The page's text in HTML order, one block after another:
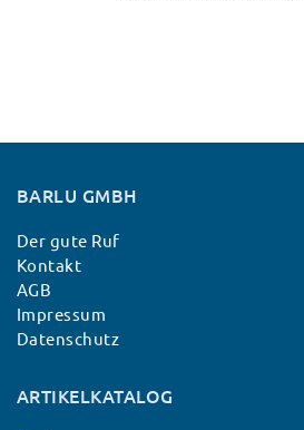
BARLU GMBH
Der gute Ruf
Kontakt
AGB
Impressum
Datenschutz
ARTIKELKATALOG